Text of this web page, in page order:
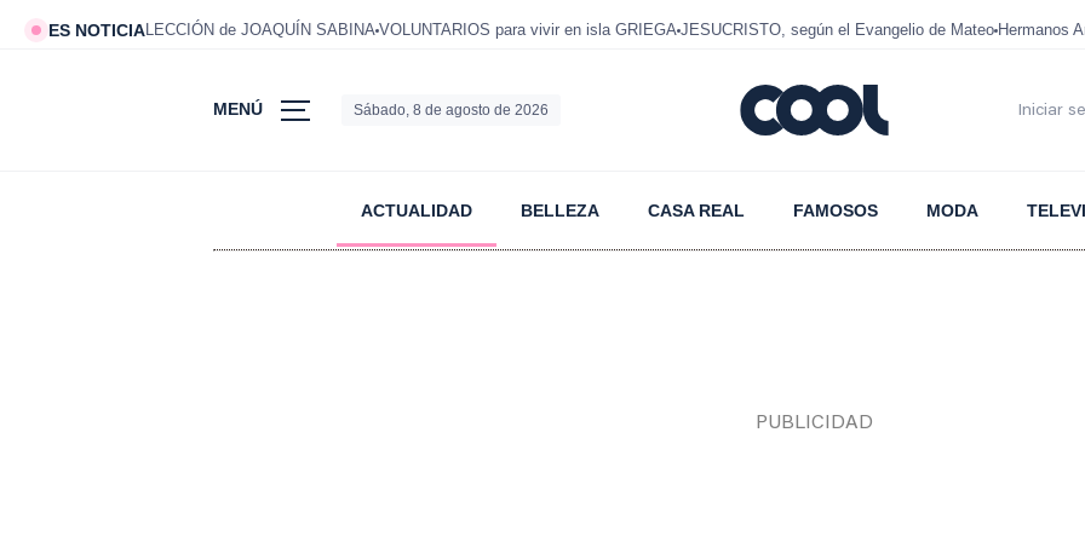
ES NOTICIALECCIÓN de JOAQUÍN SABINA VOLUNTARIOS para vivir en isla GRIEGA JESUCRISTO, según el Evangelio de Mateo Hermanos
MENÚ Sábado, 8 de agosto de 2026 Iniciar
ACTUALIDAD BELLEZA CASA REAL FAMOSOS MODA